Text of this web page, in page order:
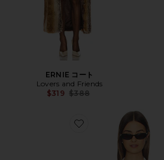
ERNIE コート
Lovers and Friends
$319 Previous price:
$388
Favorite JEMIMA ブレザー